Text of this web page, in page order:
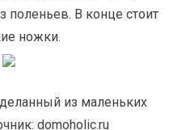
поленьев. В конце стоит
ножки.
из маленьких
domoholic.ru